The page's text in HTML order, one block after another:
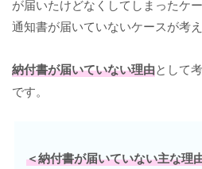
が届いたけどなくしてしまったケ
通知書が届いていないケースが考え
納付書が届いていない理由として
です。
＜納付書が届いていない主な理